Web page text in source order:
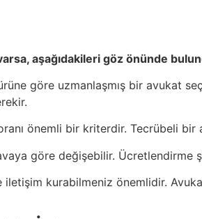
aşağıdakileri göz önünde
göre uzmanlaşmış bir avukat
önemli bir kriterdir. Tecrübeli
göre değişebilir. Ücretlendirme
kurabilmeniz önemlidir.